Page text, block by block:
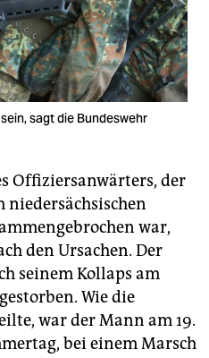
sagt die Bundeswehr
Offiziersanwärters, der
niedersächsischen
war,
den Ursachen. Der
seinem Kollaps am
Wie die
war der Mann am 19.
bei einem Marsch